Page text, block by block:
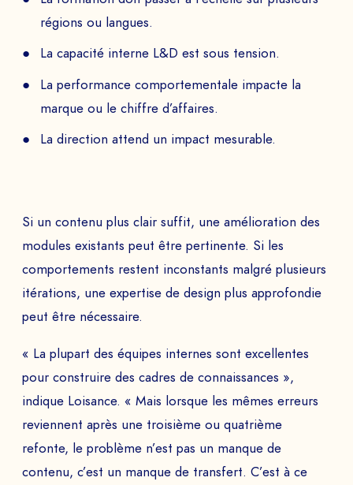
régions ou langues.
La capacité interne L&D est sous tension.
La performance comportementale impacte la
marque ou le chiffre d’affaires.
La direction attend un impact mesurable.
Si un contenu plus clair suffit, une amélioration des
modules existants peut être pertinente. Si les
comportements restent inconstants malgré plusieurs
itérations, une expertise de design plus approfondie
peut être nécessaire.
« La plupart des équipes internes sont excellentes
pour construire des cadres de connaissances »,
indique Loisance. « Mais lorsque les mêmes erreurs
reviennent après une troisième ou quatrième
refonte, le problème n’est pas un manque de
contenu, c’est un manque de transfert. C’est à ce